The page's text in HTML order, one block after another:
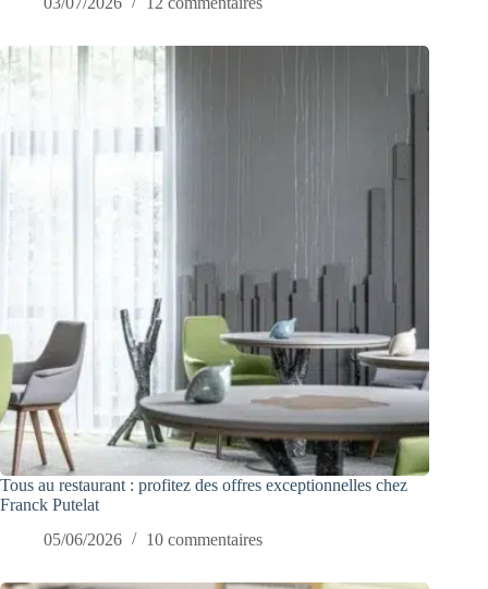
Tous au restaurant : profitez des offres exceptionnelles chez
Franck Putelat
05/06/2026
10 commentaires